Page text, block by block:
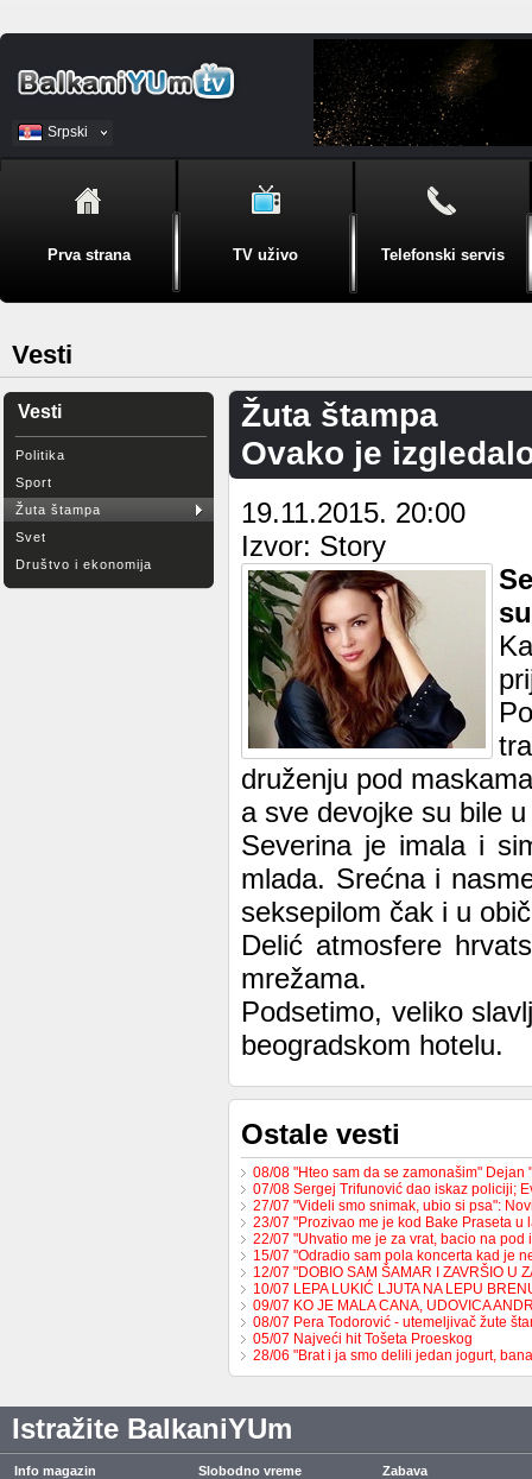
Srpski
BiH
Prva strana TV uživo Telefonski servis
Vesti
Vesti
Politika
Sport
Žuta štampa
Svet
Društvo i ekonomija
Žuta štampa
Ovako je
19.11.2015. 20:00
Izvor: Story
druženju pod
a sve devojke su bile
Severina je imala i
mlada. Srećna i
seksepilom čak i u
Delić atmosfere
mrežama.
Podsetimo, veliko
beogradskom hotelu.
Ostale vesti
08/08 "Hteo sam da se zamonašim"
07/08 Sergej Trifunović dao iskaz policiji;
27/07 "Videli smo snimak, ubio si psa":
23/07 "Prozivao me je kod Bake Praseta
22/07 "Uhvatio me je za vrat, bacio na
15/07 "Odradio sam pola koncerta kad je
12/07 "DOBIO SAM ŠAMAR I ZAVRŠIO U
10/07 LEPA LUKIĆ LJUTA NA LEPU
09/07 KO JE MALA CANA, UDOVICA
08/07 Pera Todorović - utemeljivač žute
05/07 Najveći hit Tošeta Proeskog
28/06 "Brat i ja smo delili jedan jogurt,
Istražite BalkaniYUm
Info magazin Slobodno vreme Zabava